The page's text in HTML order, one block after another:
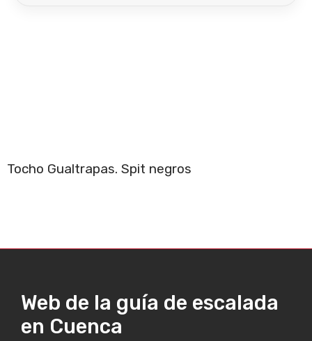
Tocho Gualtrapas. Spit negros
Web de la guía de escalada
en Cuenca